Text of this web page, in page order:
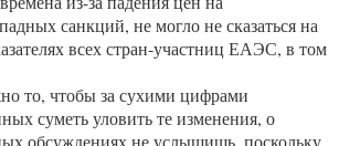
санкций, не могло не сказаться на
всех стран-участниц ЕАЭС, в том
то, чтобы за сухими цифрами
суметь уловить те изменения, о
обсуждениях не услышишь, поскольку